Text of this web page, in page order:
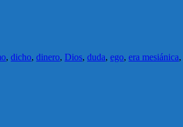
, dicho, dinero, Dios, duda, ego, era mesiánica,